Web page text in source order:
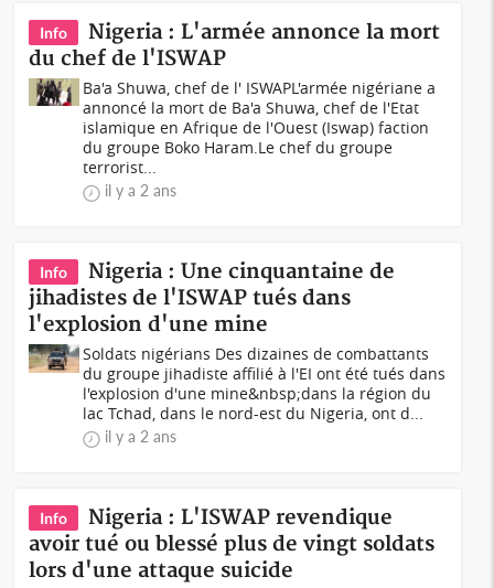
Info
Nigeria : L'armée annonce la mort
du chef de l'ISWAP
Ba'a Shuwa, chef de l' ISWAPL'armée nigériane a
annoncé la mort de Ba'a Shuwa, chef de l'Etat
islamique en Afrique de l'Ouest (Iswap) faction
du groupe Boko Haram.Le chef du groupe
terrorist...
il y a 2 ans
Info
Nigeria : Une cinquantaine de
jihadistes de l'ISWAP tués dans
l'explosion d'une mine
Soldats nigérians Des dizaines de combattants
du groupe jihadiste affilié à l'EI ont été tués dans
l'explosion d'une mine&nbsp;dans la région du
lac Tchad, dans le nord-est du Nigeria, ont d...
il y a 2 ans
Info
Nigeria : L'ISWAP revendique
avoir tué ou blessé plus de vingt soldats
lors d'une attaque suicide